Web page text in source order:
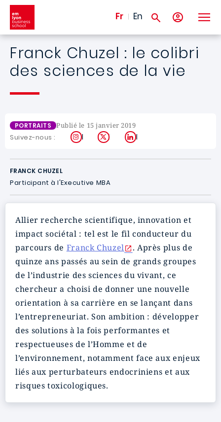
Aller au contenu principal
Fr En
Franck Chuzel : le colibri
des sciences de la vie
PORTRAITS Publié le 15 janvier 2019
Suivez-nous : Instagram
X LinkedIn
FRANCK CHUZEL
Participant à l'Executive MBA
Allier recherche scientifique, innovation et
impact sociétal : tel est le fil conducteur du
parcours de Franck Chuzel
. Après plus de
quinze ans passés au sein de grands groupes
de l’industrie des sciences du vivant, ce
chercheur a choisi de donner une nouvelle
orientation à sa carrière en se lançant dans
l’entrepreneuriat. Son ambition : développer
des solutions à la fois performantes et
respectueuses de l’Homme et de
l’environnement, notamment face aux enjeux
liés aux perturbateurs endocriniens et aux
risques toxicologiques.